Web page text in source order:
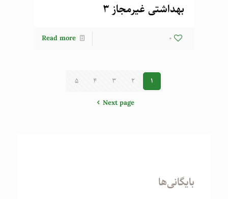
بهداشتی غیرمجاز 3
0
Read more
1
2
3
4
5
Next page
بایگانی‌ها